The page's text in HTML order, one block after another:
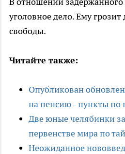
уголовное дело. Ему
свободы.
Читайте также:
Опубликован
на пенсию - пункты по
Две юные челябинки
первенстве мира по
Неожиданное